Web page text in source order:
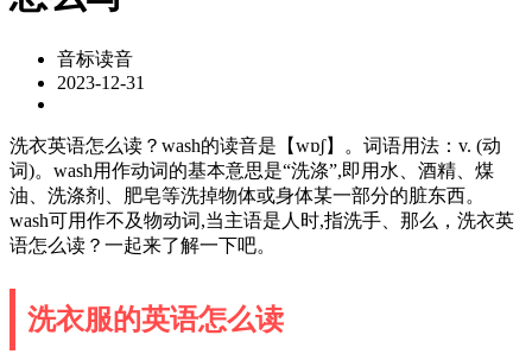
音标读音
2023-12-31
洗衣英语怎么读？wash的读音是【wɒʃ】。词语用法：v. (动
词)。wash用作动词的基本意思是“洗涤”,即用水、酒精、煤
油、洗涤剂、肥皂等洗掉物体或身体某一部分的脏东西。
wash可用作不及物动词,当主语是人时,指洗手、那么，洗衣英
语怎么读？一起来了解一下吧。
洗衣服的英语怎么读